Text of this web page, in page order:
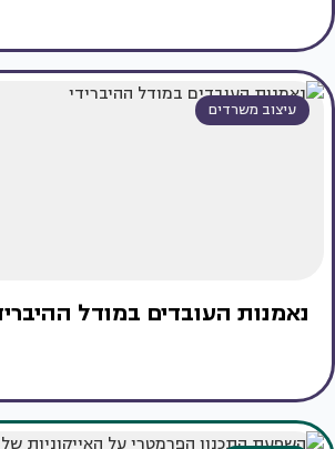
עיצוב משרדים
נאמנות העובדים במודל